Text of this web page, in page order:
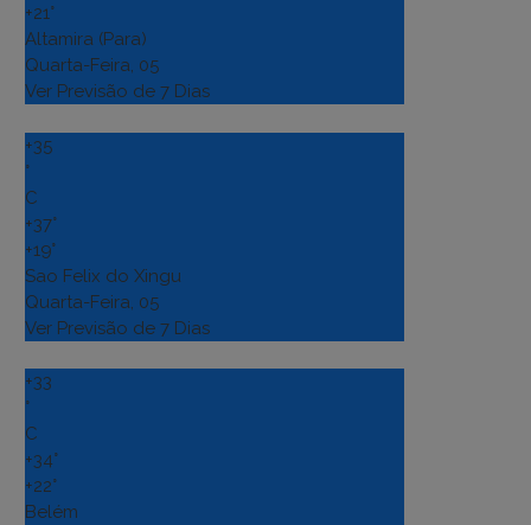
+21°
Altamira (Para)
Quarta-Feira, 05
Ver Previsão de 7 Dias
+35
°
C
+37°
+19°
Sao Felix do Xingu
Quarta-Feira, 05
Ver Previsão de 7 Dias
+33
°
C
+34°
+22°
Belém